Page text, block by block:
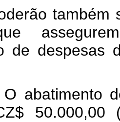
também
de despesas
de